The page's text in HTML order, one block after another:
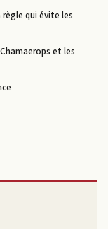
règle qui évite les
et les